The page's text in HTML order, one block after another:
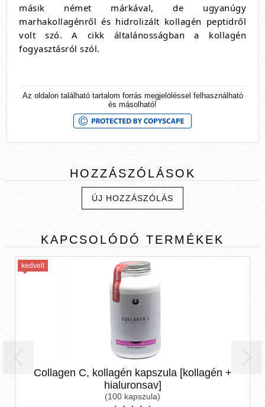
másik német márkával, de ugyanúgy
marhakollagénről és hidrolizált kollagén peptidről
volt szó. A cikk általánosságban a kollagén
fogyasztásról szól.
Az oldalon található tartalom forrás megjelöléssel felhasználható
és másolható!
HOZZÁSZÓLÁSOK
ÚJ HOZZÁSZÓLÁS
KAPCSOLÓDÓ TERMÉKEK
kedvelt
Collagen C, kollagén kapszula [kollagén +
hialuronsav]
(100 kapszula)